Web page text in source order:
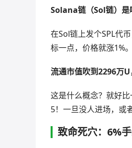
Solana链（Sol链）是
在Sol链上发个SPL代
标一点，价格就涨1%
流通市值吹到2296万U
这是什么概念？就好
5！一旦没人进场，或
致命死穴：6%